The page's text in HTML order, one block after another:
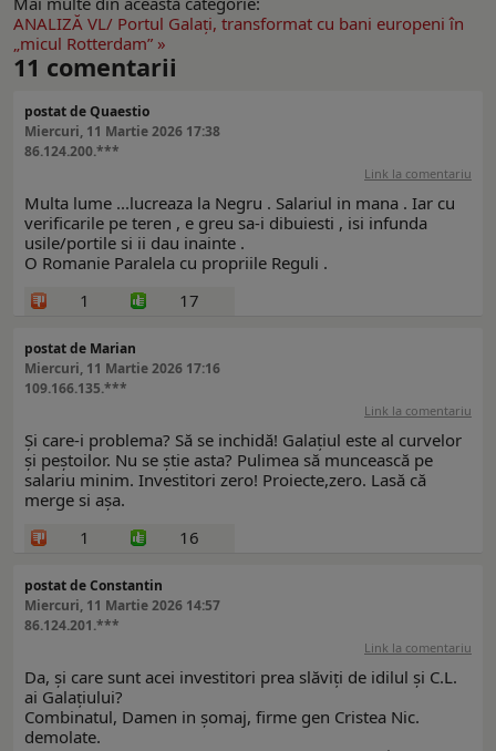
ANALIZĂ VL/ Portul Galaţi, transformat cu bani europeni în
„micul Rotterdam” »
11 comentarii
postat de Quaestio
Miercuri, 11 Martie 2026 17:38
86.124.200.***
Link la comentariu
Multa lume ...lucreaza la Negru . Salariul in mana . Iar cu
verificarile pe teren , e greu sa-i dibuiesti , isi infunda
usile/portile si ii dau inainte .
O Romanie Paralela cu propriile Reguli .
1
17
postat de Marian
Miercuri, 11 Martie 2026 17:16
109.166.135.***
Link la comentariu
Și care-i problema? Să se inchidă! Galațiul este al curvelor
și peștoilor. Nu se știe asta? Pulimea să muncească pe
salariu minim. Investitori zero! Proiecte,zero. Lasă că
merge si așa.
1
16
postat de Constantin
Miercuri, 11 Martie 2026 14:57
86.124.201.***
Link la comentariu
Da, și care sunt acei investitori prea slăviți de idilul și C.L.
ai Galațiului?
Combinatul, Damen in șomaj, firme gen Cristea Nic.
demolate.